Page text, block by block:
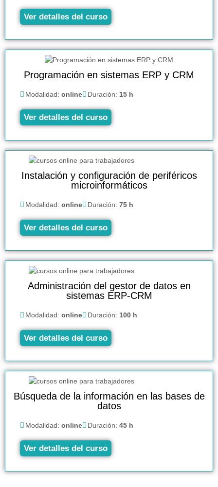
Ver detalles del curso
Programación en sistemas ERP y CRM
Modalidad: online Duración: 15 h
Ver detalles del curso
Instalación y configuración de periféricos
microinformáticos
Modalidad: online Duración: 75 h
Ver detalles del curso
Administración del gestor de datos en
sistemas ERP-CRM
Modalidad: online Duración: 100 h
Ver detalles del curso
Búsqueda de la información en las bases de
datos
Modalidad: online Duración: 45 h
Ver detalles del curso